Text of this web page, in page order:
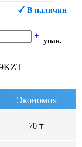
В наличии
+ упак.
KZT
Экономия
70 ₸